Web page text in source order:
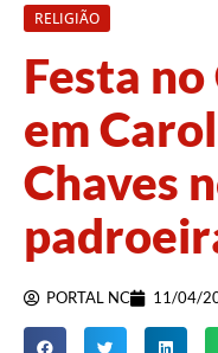
RELIGIÃO
Festa
em
Chaves
PORTAL NC 11/04/